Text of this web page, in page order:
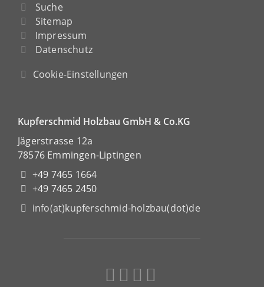
Suche
Sitemap
Impressum
Datenschutz
Cookie-Einstellungen
Kupferschmid Holzbau GmbH & Co.KG
Jägerstrasse 12a
78576 Emmingen-Liptingen
+49 7465 1664
+49 7465 2450
info(at)kupferschmid-holzbau(dot)de